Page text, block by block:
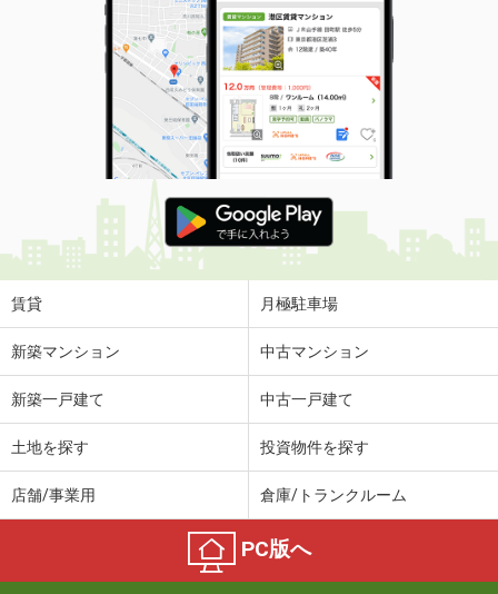
賃貸 月極駐車場
新築マンション 中古マンション
新築一戸建て 中古一戸建て
土地を探す 投資物件を探す
店舗/事業用 倉庫/トランクルーム
PC版へ